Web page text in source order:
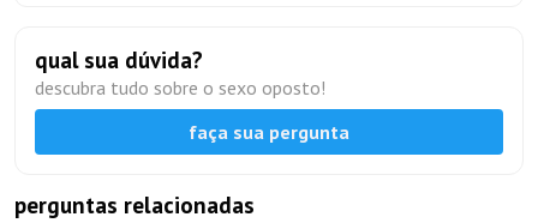
qual sua dúvida?
descubra tudo sobre o sexo oposto!
faça sua pergunta
perguntas relacionadas